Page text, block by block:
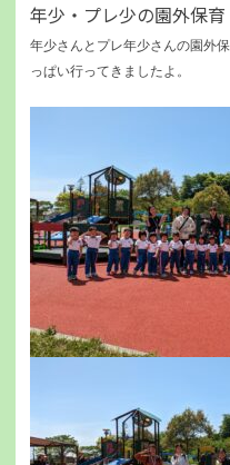
年少・プレ少の園外保育
年少さんとプレ年少さんの園外
っぱい行ってきましたよ。